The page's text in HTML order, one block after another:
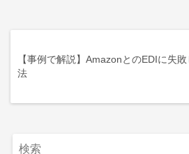
【事例で解説】AmazonとのEDIに失
法